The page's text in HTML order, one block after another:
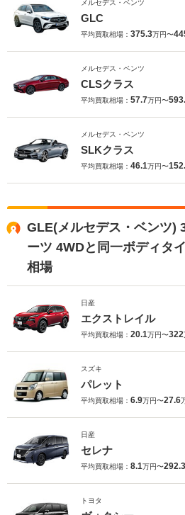
メルセデス・ベンツ
GLC
平均買取相場： 375.3万円〜
メルセデス・ベンツ
CLSクラス
平均買取相場： 57.7万円〜
メルセデス・ベンツ
SLKクラス
平均買取相場： 46.1万円〜
GLE(メルセデス・ベンツ)
ーツ 4WDと同一ボディタ
相場
日産
エクストレイル
平均買取相場： 20.1万円〜322
スズキ
パレット
平均買取相場： 6.9万円〜27.6
日産
セレナ
平均買取相場： 8.1万円〜292.3
トヨタ